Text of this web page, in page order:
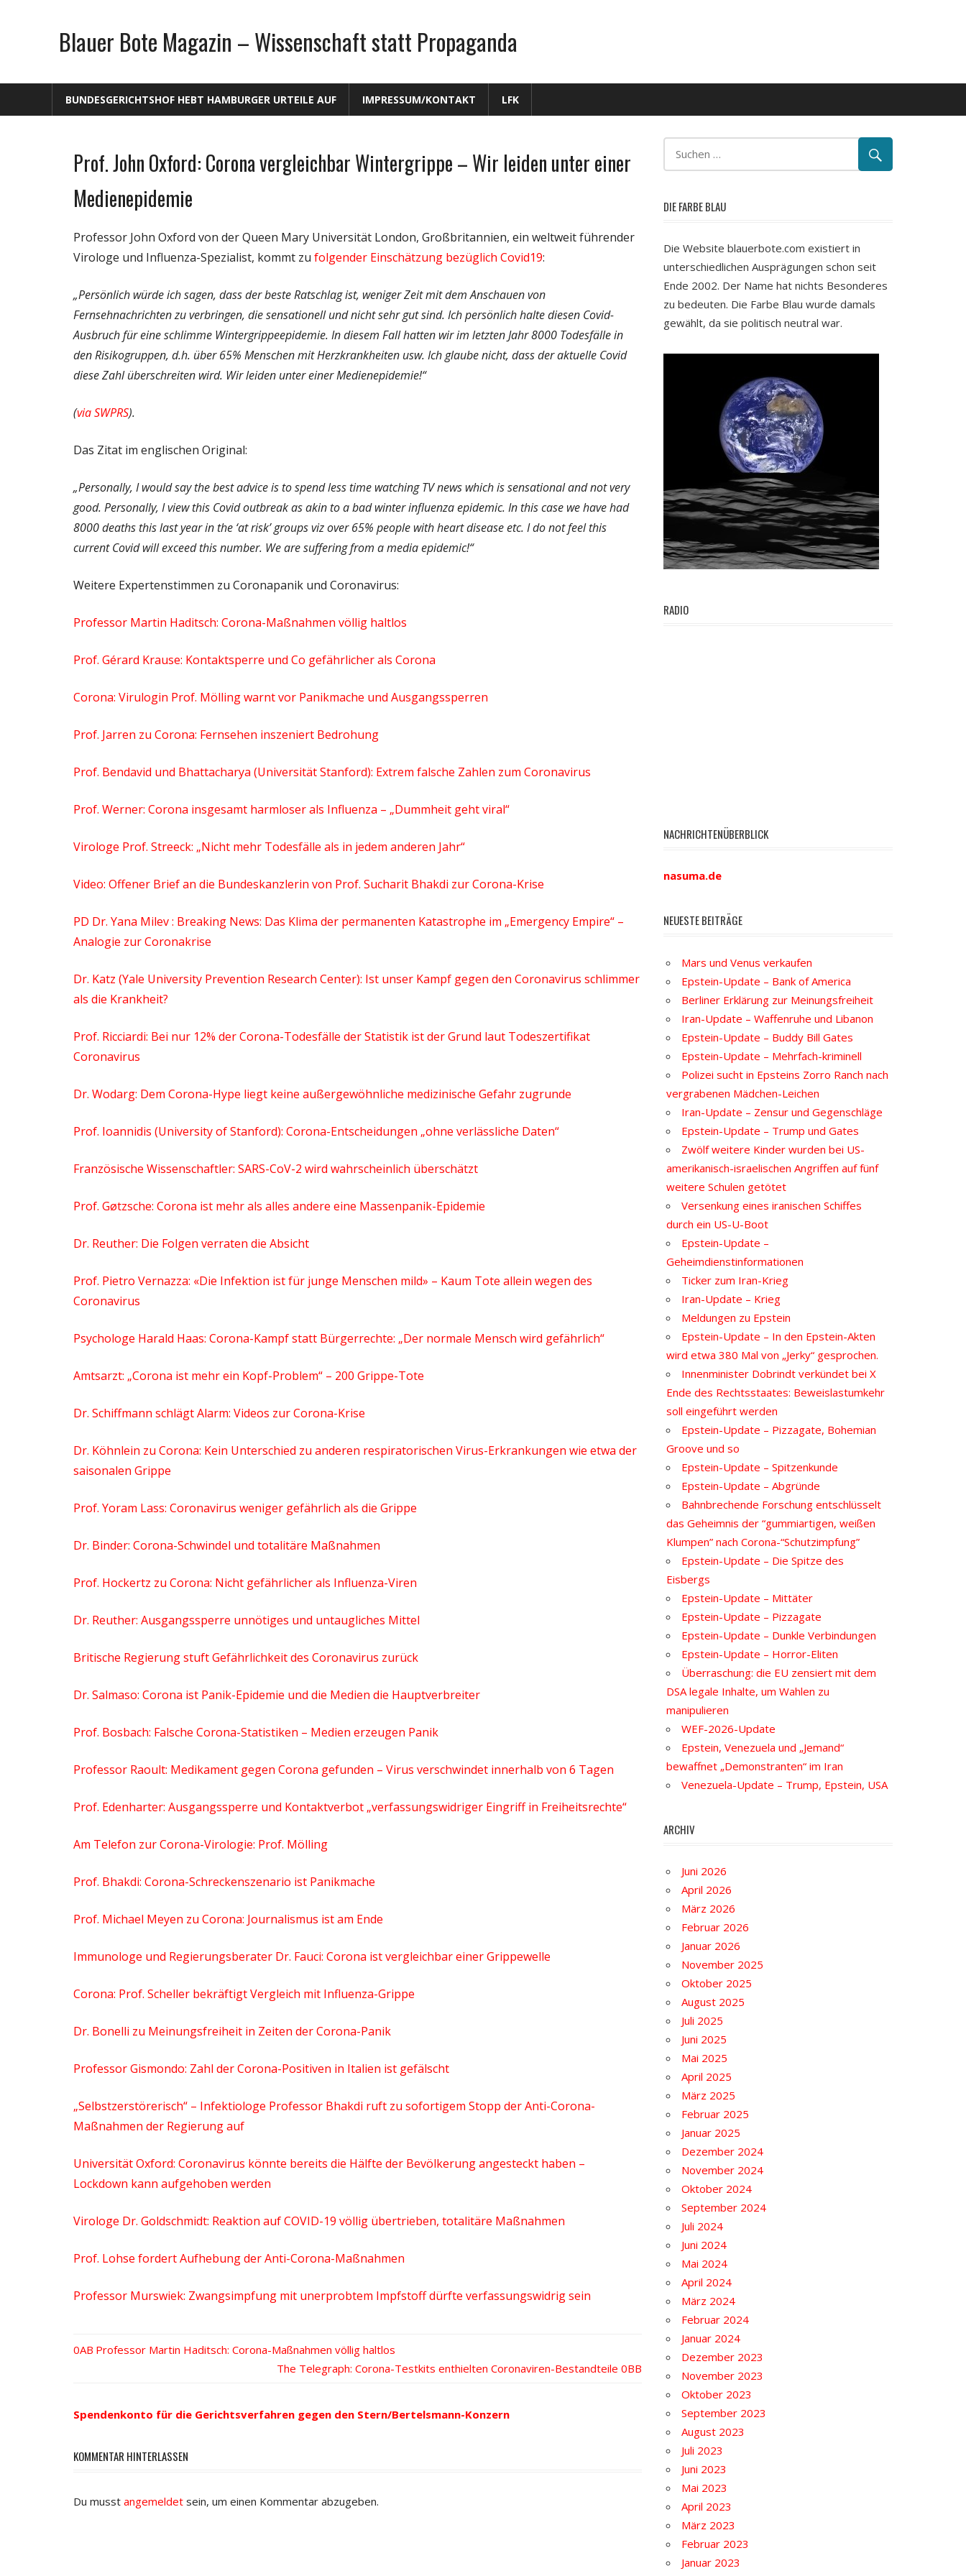
Blauer Bote Magazin – Wissenschaft statt Propaganda
BUNDESGERICHTSHOF HEBT HAMBURGER URTEILE AUF IMPRESSUM/KONTAKT LFK
Gesellschaft
Politik
Wirtschaft
Wissenschaft
Prof. John Oxford: Corona vergleichbar Wintergrippe – Wir leiden unter einer
Medienepidemie
Professor John Oxford von der Queen Mary Universität London, Großbritannien, ein weltweit führender
Virologe und Influenza-Spezialist, kommt zu folgender Einschätzung bezüglich Covid19:
„Persönlich würde ich sagen, dass der beste Ratschlag ist, weniger Zeit mit dem Anschauen von
Fernsehnachrichten zu verbringen, die sensationell und nicht sehr gut sind. Ich persönlich halte diesen Covid-
Ausbruch für eine schlimme Winter­grippe­epidemie. In diesem Fall hatten wir im letzten Jahr 8000 Todesfälle in
den Risikogruppen, d.h. über 65% Menschen mit Herzkrankheiten usw. Ich glaube nicht, dass der aktuelle Covid
diese Zahl überschreiten wird. Wir leiden unter einer Medienepidemie!“
(via SWPRS).
Das Zitat im englischen Original:
„Personally, I would say the best advice is to spend less time watching TV news which is sensational and not very
good. Personally, I view this Covid outbreak as akin to a bad winter influenza epidemic. In this case we have had
8000 deaths this last year in the ‘at risk’ groups viz over 65% people with heart disease etc. I do not feel this
current Covid will exceed this number. We are suffering from a media epidemic!“
Weitere Expertenstimmen zu Coronapanik und Coronavirus:
Professor Martin Haditsch: Corona-Maßnahmen völlig haltlos
Prof. Gérard Krause: Kontaktsperre und Co gefährlicher als Corona
Corona: Virulogin Prof. Mölling warnt vor Panikmache und Ausgangssperren
Prof. Jarren zu Corona: Fernsehen inszeniert Bedrohung
Prof. Bendavid und Bhattacharya (Universität Stanford): Extrem falsche Zahlen zum Coronavirus
Prof. Werner: Corona insgesamt harmloser als Influenza – „Dummheit geht viral“
Virologe Prof. Streeck: „Nicht mehr Todesfälle als in jedem anderen Jahr“
Video: Offener Brief an die Bundeskanzlerin von Prof. Sucharit Bhakdi zur Corona-Krise
PD Dr. Yana Milev : Breaking News: Das Klima der permanenten Katastrophe im „Emergency Empire“ –
Analogie zur Coronakrise
Dr. Katz (Yale University Prevention Research Center): Ist unser Kampf gegen den Coronavirus schlimmer
als die Krankheit?
Prof. Ricciardi: Bei nur 12% der Corona-Todesfälle der Statistik ist der Grund laut Todeszertifikat
Coronavirus
Dr. Wodarg: Dem Corona-Hype liegt keine außergewöhnliche medizinische Gefahr zugrunde
Prof. Ioannidis (University of Stanford): Corona-Entscheidungen „ohne verlässliche Daten“
Französische Wissenschaftler: SARS-CoV-2 wird wahrscheinlich überschätzt
Prof. Gøtzsche: Corona ist mehr als alles andere eine Massenpanik-Epidemie
Dr. Reuther: Die Folgen verraten die Absicht
Prof. Pietro Vernazza: «Die Infektion ist für junge Menschen mild» – Kaum Tote allein wegen des
Coronavirus
Psychologe Harald Haas: Corona-Kampf statt Bürgerrechte: „Der normale Mensch wird gefährlich“
Amtsarzt: „Corona ist mehr ein Kopf-Problem“ – 200 Grippe-Tote
Dr. Schiffmann schlägt Alarm: Videos zur Corona-Krise
Dr. Köhnlein zu Corona: Kein Unterschied zu anderen respiratorischen Virus-Erkrankungen wie etwa der
saisonalen Grippe
Prof. Yoram Lass: Coronavirus weniger gefährlich als die Grippe
Dr. Binder: Corona-Schwindel und totalitäre Maßnahmen
Prof. Hockertz zu Corona: Nicht gefährlicher als Influenza-Viren
Dr. Reuther: Ausgangssperre unnötiges und untaugliches Mittel
Britische Regierung stuft Gefährlichkeit des Coronavirus zurück
Dr. Salmaso: Corona ist Panik-Epidemie und die Medien die Hauptverbreiter
Prof. Bosbach: Falsche Corona-Statistiken – Medien erzeugen Panik
Professor Raoult: Medikament gegen Corona gefunden – Virus verschwindet innerhalb von 6 Tagen
Prof. Edenharter: Ausgangssperre und Kontaktverbot „verfassungswidriger Eingriff in Freiheitsrechte“
Am Telefon zur Corona-Virologie: Prof. Mölling
Prof. Bhakdi: Corona-Schreckenszenario ist Panikmache
Prof. Michael Meyen zu Corona: Journalismus ist am Ende
Immunologe und Regierungsberater Dr. Fauci: Corona ist vergleichbar einer Grippewelle
Corona: Prof. Scheller bekräftigt Vergleich mit Influenza-Grippe
Dr. Bonelli zu Meinungsfreiheit in Zeiten der Corona-Panik
Professor Gismondo: Zahl der Corona-Positiven in Italien ist gefälscht
„Selbstzerstörerisch“ – Infektiologe Professor Bhakdi ruft zu sofortigem Stopp der Anti-Corona-
Maßnahmen der Regierung auf
Universität Oxford: Coronavirus könnte bereits die Hälfte der Bevölkerung angesteckt haben –
Lockdown kann aufgehoben werden
Virologe Dr. Goldschmidt: Reaktion auf COVID-19 völlig übertrieben, totalitäre Maßnahmen
Prof. Lohse fordert Aufhebung der Anti-Corona-Maßnahmen
Professor Murswiek: Zwangsimpfung mit unerprobtem Impfstoff dürfte verfassungswidrig sein
Vorheriger
Professor Martin Haditsch: Corona-Maßnahmen völlig haltlos
Nächster
The Telegraph: Corona-Testkits enthielten Coronaviren-Bestandteile
Spendenkonto für die Gerichtsverfahren gegen den Stern/Bertelsmann-Konzern
KOMMENTAR HINTERLASSEN
Du musst angemeldet sein, um einen Kommentar abzugeben.
DIE FARBE BLAU
Die Website blauerbote.com existiert in
unterschiedlichen Ausprägungen schon seit
Ende 2002. Der Name hat nichts Besonderes
zu bedeuten. Die Farbe Blau wurde damals
gewählt, da sie politisch neutral war.
RADIO
NACHRICHTENÜBERBLICK
nasuma.de
NEUESTE BEITRÄGE
Mars und Venus verkaufen
Epstein-Update – Bank of America
Berliner Erklärung zur Meinungsfreiheit
Iran-Update – Waffenruhe und Libanon
Epstein-Update – Buddy Bill Gates
Epstein-Update – Mehrfach-kriminell
Polizei sucht in Epsteins Zorro Ranch nach
vergrabenen Mädchen-Leichen
Iran-Update – Zensur und Gegenschläge
Epstein-Update – Trump und Gates
Zwölf weitere Kinder wurden bei US-
amerikanisch-israelischen Angriffen auf fünf
weitere Schulen getötet
Versenkung eines iranischen Schiffes
durch ein US-U-Boot
Epstein-Update –
Geheimdienstinformationen
Ticker zum Iran-Krieg
Iran-Update – Krieg
Meldungen zu Epstein
Epstein-Update – In den Epstein-Akten
wird etwa 380 Mal von „Jerky“ gesprochen.
Innenminister Dobrindt verkündet bei X
Ende des Rechtsstaates: Beweislastumkehr
soll eingeführt werden
Epstein-Update – Pizzagate, Bohemian
Groove und so
Epstein-Update – Spitzenkunde
Epstein-Update – Abgründe
Bahnbrechende Forschung entschlüsselt
das Geheimnis der “gummiartigen, weißen
Klumpen” nach Corona-“Schutzimpfung”
Epstein-Update – Die Spitze des
Eisbergs
Epstein-Update – Mittäter
Epstein-Update – Pizzagate
Epstein-Update – Dunkle Verbindungen
Epstein-Update – Horror-Eliten
Überraschung: die EU zensiert mit dem
DSA legale Inhalte, um Wahlen zu
manipulieren
WEF-2026-Update
Epstein, Venezuela und „Jemand“
bewaffnet „Demonstranten“ im Iran
Venezuela-Update – Trump, Epstein, USA
ARCHIV
Juni 2026
April 2026
März 2026
Februar 2026
Januar 2026
November 2025
Oktober 2025
August 2025
Juli 2025
Juni 2025
Mai 2025
April 2025
März 2025
Februar 2025
Januar 2025
Dezember 2024
November 2024
Oktober 2024
September 2024
Juli 2024
Juni 2024
Mai 2024
April 2024
März 2024
Februar 2024
Januar 2024
Dezember 2023
November 2023
Oktober 2023
September 2023
August 2023
Juli 2023
Juni 2023
Mai 2023
April 2023
März 2023
Februar 2023
Januar 2023